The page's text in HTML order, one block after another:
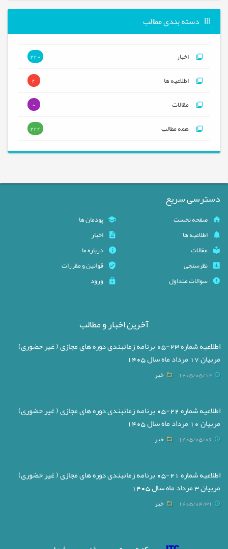
دسته بندی مطالب
اخبار 220
اطلاعیه ها 4
مقالات 0
همه مطالب 224
دسترسی سریع
صفحه نخست
پودمان ها
اطلاعیه ها
اخبار
مقالات
درباره ما
نظرسنجی
قوانین و مقررات
سوالات متداول
ورود
آخرین اخبار و مطالب
اطلاعیه شماره 23-05 برنامه زمانبندی دوره های مجازی ( غیر حضوری)
مربیان 17 مرداد ماه سال 1405
1405/05/12 خبر
اطلاعیه شماره 22-05 برنامه زمانبندی دوره های مجازی ( غیر حضوری)
مربیان 10 مرداد ماه سال 1405
1405/05/06 خبر
اطلاعیه شماره 21-05 برنامه زمانبندی دوره های مجازی ( غیر حضوری)
مربیان 3 مرداد ماه سال 1405
1405/04/31 خبر